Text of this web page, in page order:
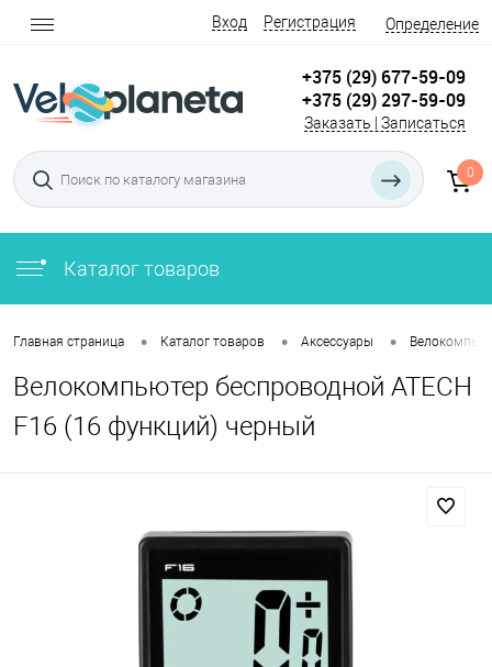
Вход Регистрация Определение
+375 (29) 677-59-09
+375 (29) 297-59-09
Заказать | Записаться
0
Каталог товаров
Главная страница • Каталог товаров • Аксессуары •
Велокомпьютер беспроводной ATECH
F16 (16 функций) черный